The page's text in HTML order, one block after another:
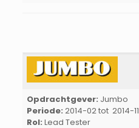
Opdrachtgever: Jumbo
Periode: 2014-02 tot 2014-11
Rol:Lead Tester